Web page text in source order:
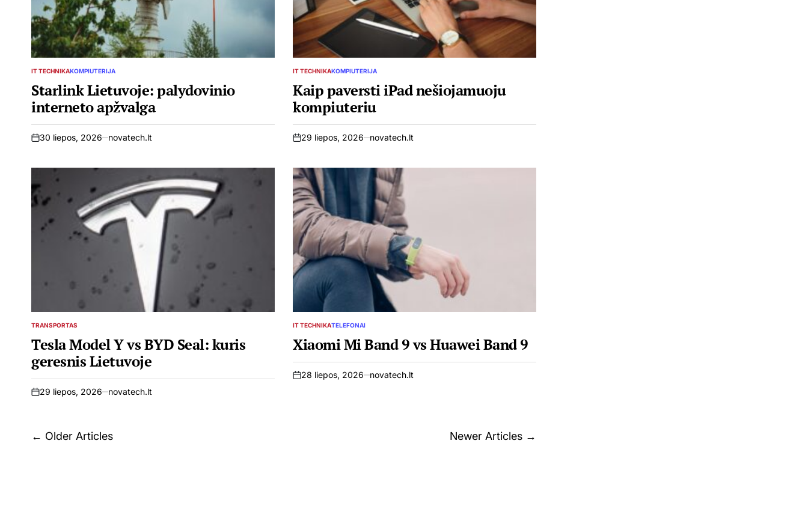
POSTED
IT TECHNIKAKOMPIUTERIJA
Starlink Lietuvoje: palydovinio
interneto apžvalga
on
30 liepos, 2026 novatech.lt
POSTED
IT TECHNIKAKOMPIUTERIJA
Kaip paversti iPad nešiojamuoju
kompiuteriu
on
29 liepos, 2026 novatech.lt
POSTED
TRANSPORTAS
Tesla Model Y vs BYD Seal: kuris
geresnis Lietuvoje
on
29 liepos, 2026 novatech.lt
POSTED
IT TECHNIKATELEFONAI
Xiaomi Mi Band 9 vs Huawei Band 9
on
28 liepos, 2026 novatech.lt
Navigacija
← Older Articles Newer Articles →